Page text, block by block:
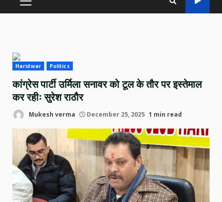
PRIMARY
Haridwar Politics
कांग्रेस पार्टी उर्मिला सनावर को टूल के तौर पर इस्तेमाल
कर रहीः सुरेश राठौर
Mukesh verma December 25, 2025 1 min read